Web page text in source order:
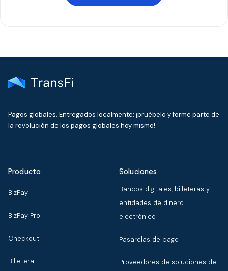
Pagos globales. Entregados localmente: ¡pruébelo y forme parte de
la revolución de los pagos globales hoy mismo!
Producto
BizPay
BizPay Pro
Checkout
Billetera
Soluciones
Bancos digitales, billeteras y
entidades de dinero
electrónico
Pasarelas de pago
Proveedores de soluciones de